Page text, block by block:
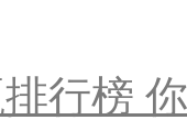
行榜